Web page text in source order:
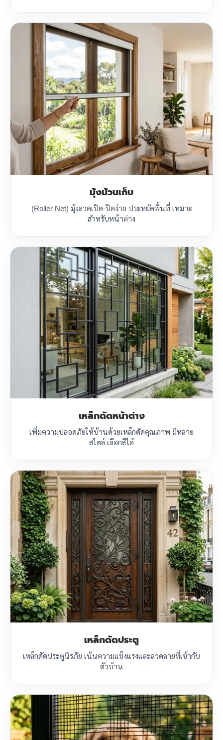
มุ้งม้วนเก็บ
(Roller Net) มุ้งลวดเปิด-ปิดง่าย ประหยัดพื้นที่ เหมาะ
สำหรับหน้าต่าง
เหล็กดัดหน้าต่าง
เพิ่มความปลอดภัยให้บ้านด้วยเหล็กดัดคุณภาพ มีหลาย
สไตล์ เลือกสีได้
เหล็กดัดประตู
เหล็กดัดประตูนิรภัย เน้นความแข็งแรงและลวดลายที่เข้ากับ
ตัวบ้าน